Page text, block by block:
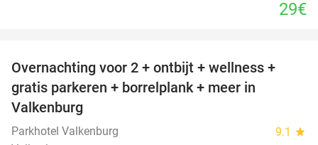
29€
33%
Overnachting voor 2 + ontbijt + wellness +
gratis parkeren + borrelplank + meer in
Valkenburg
Parkhotel Valkenburg 9.1 star